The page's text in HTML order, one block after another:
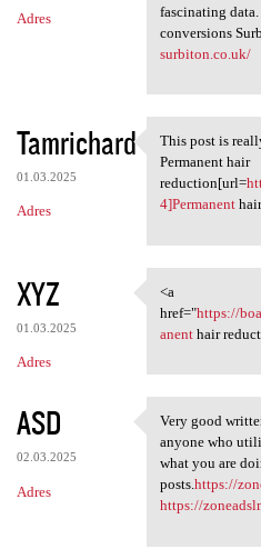
Adres
fascinating
conversions
surbiton.co.uk/
Tamrichard
01.03.2025
Adres
This post is
This post is
Permanent hair
reduction[url=
4]Permanent
XYZ
01.03.2025
Adres
<a
<a
href="https://
anenthair
ASD
02.03.2025
Adres
Very good
Very good
anyone who
what you are
posts.https://
https://